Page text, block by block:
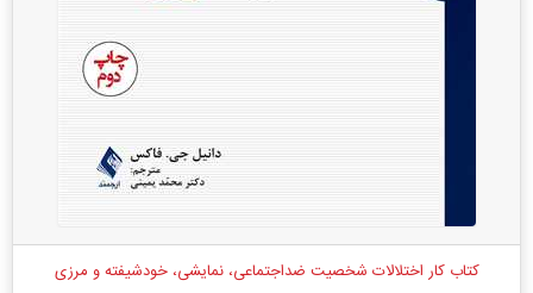
کتاب کار اختلالات شخصیت ضد‌اجتماعی، نمایشی، خودشیفته و مرزی